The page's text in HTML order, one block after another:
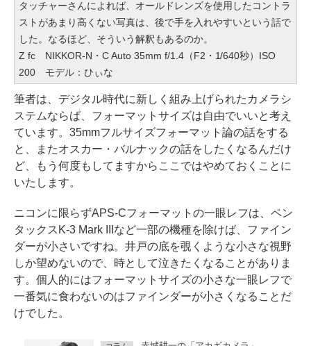
タッチャーさんによれば、オールドレンズを使用したコントラ
ストがあまり高くない写真は、後で手を入れやすいという話で
した。なるほど、そういう解釈もあるのか。
Z fc NIKKOR-N・C Auto 35mm f/1.4（F2・1/640秒）ISO
200 モデル：ひぃな
筆者は、デジタル時代に新しく組み上げられたカメラシ
ステムならば、フォーマットサイズは自由でいいと考え
ています。35mmフルサイズフォーマット論の話をする
と、またオスカー・バルナックの話をしたくなるんだけ
ど、もう何度もしてますからここではやめておくことに
いたします。
ニコンに限らずAPS-Cフォーマットの一眼レフは、ペン
タックスK-3 Mark IIIなど一部の機種を除けば、ファイン
ダーが小さいですね。井戸の底を覗くような小さな視野
しか望めないので、時として泣きたくなることがありま
す。個人的にはフォーマットサイズの小さな一眼レフで
一番気に食わないのはファインダーが小さくなることだ
けでした。